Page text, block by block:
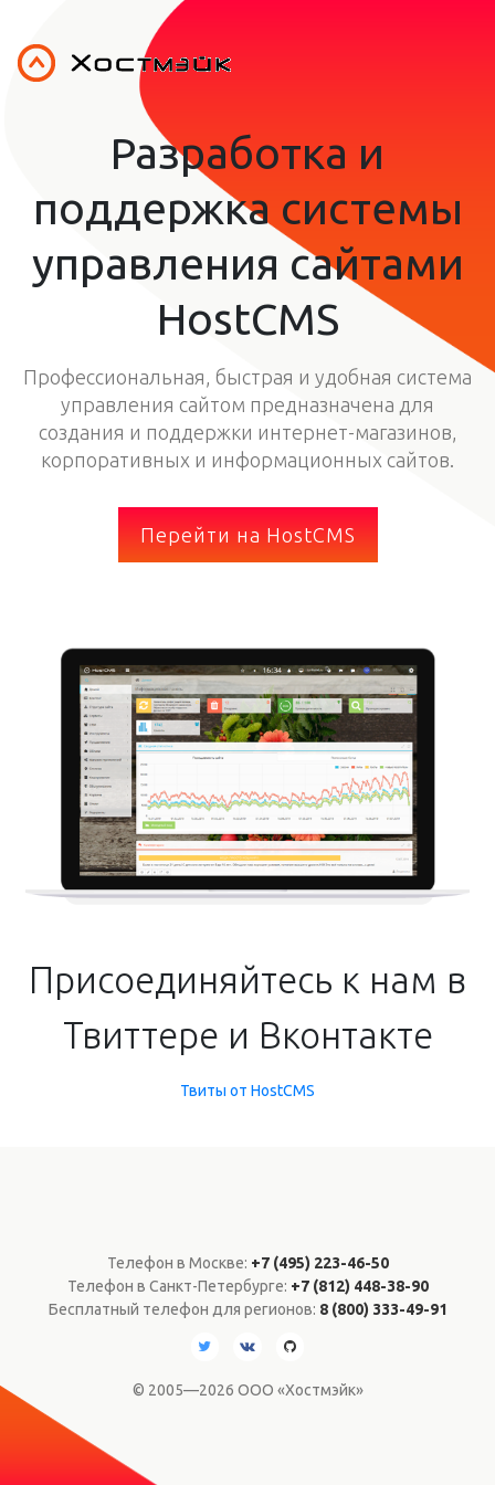
Разработка и
поддержка системы
управления сайтами
HostCMS
Профессиональная, быстрая и удобная система
управления сайтом предназначена для
создания и поддержки интернет-магазинов,
корпоративных и информационных сайтов.
Перейти на HostCMS
Присоединяйтесь к нам в
Твиттере и Вконтакте
Твиты от HostCMS
Телефон в Москве: +7 (495) 223-46-50
Телефон в Санкт-Петербурге: +7 (812) 448-38-90
Бесплатный телефон для регионов: 8 (800) 333-49-91
© 2005—2026 ООО «Хостмэйк»